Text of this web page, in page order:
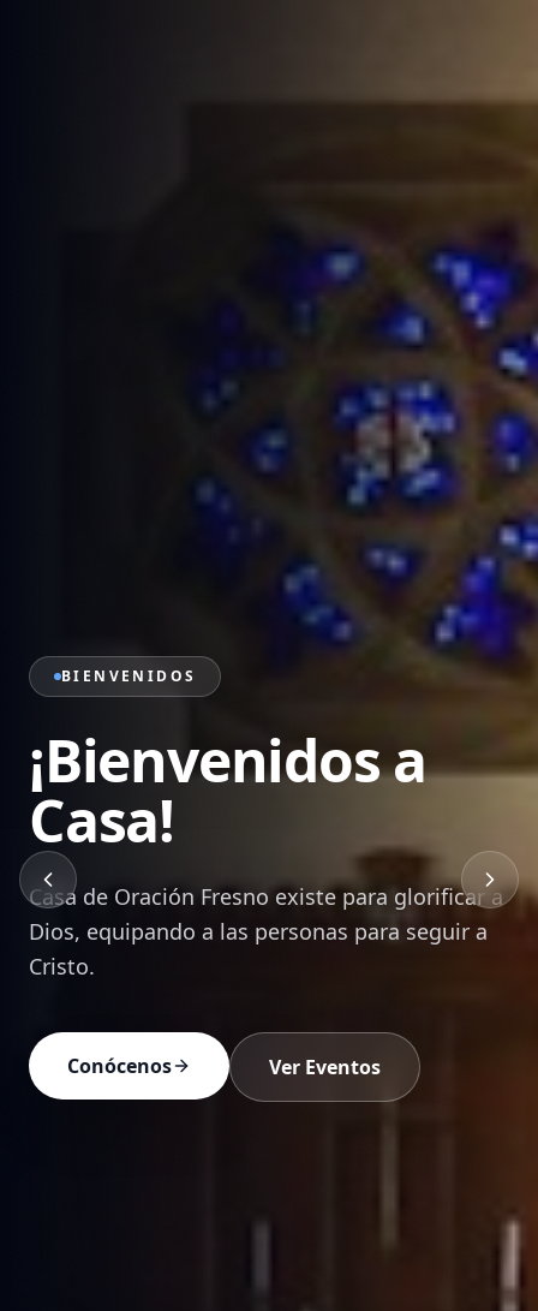
PRÉDICAS
Sana Doctrina de
la Palabra
Mensajes bíblicos que edifican, transforman y
equipan a cada creyente para vivir en Cristo.
Devocionales